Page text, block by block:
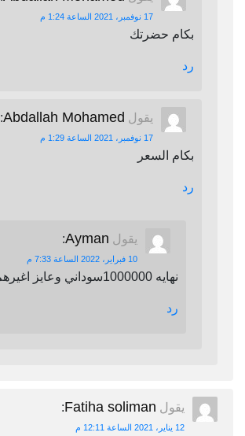
17 نوفمبر، 2021 الساعة 1:24 م
بكام حضرتك
رد
يقول Abdallah Mohamed
:
17 نوفمبر، 2021 الساعة 1:29 م
بكام السعر
رد
يقول Ayman
:
10 فبراير، 2022 الساعة 7:33 م
نهايه 1000000سوداني وعايز اغيرهم
رد
يقول Fatiha soliman
:
12 يناير، 2021 الساعة 12:11 م